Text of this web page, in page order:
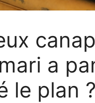
a
le plan